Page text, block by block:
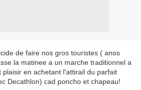
de faire nos gros touristes ( anos
la matinee a un marche traditionnel a
plaisir en achetant l'attirail du parfait
Decathlon) cad poncho et chapeau!